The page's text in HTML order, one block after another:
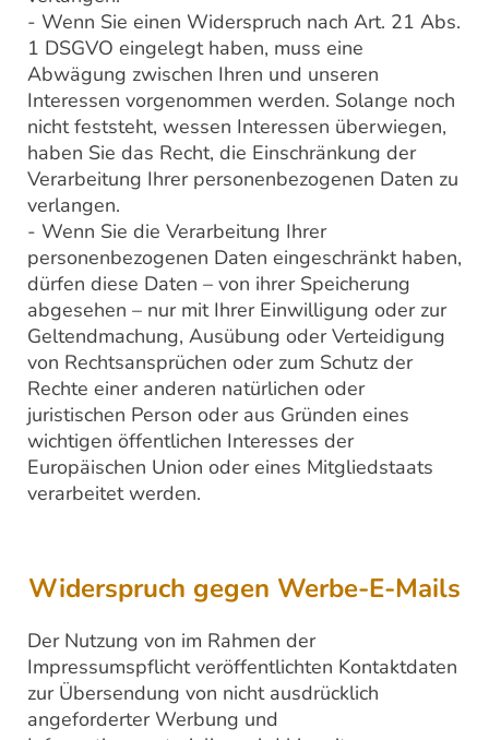
- Wenn Sie einen Widerspruch nach Art. 21 Abs.
1 DSGVO eingelegt haben, muss eine
Abwägung zwischen Ihren und unseren
Interessen vorgenommen werden. Solange noch
nicht feststeht, wessen Interessen überwiegen,
haben Sie das Recht, die Einschränkung der
Verarbeitung Ihrer personenbezogenen Daten zu
verlangen.
- Wenn Sie die Verarbeitung Ihrer
personenbezogenen Daten eingeschränkt haben,
dürfen diese Daten – von ihrer Speicherung
abgesehen – nur mit Ihrer Einwilligung oder zur
Geltendmachung, Ausübung oder Verteidigung
von Rechtsansprüchen oder zum Schutz der
Rechte einer anderen natürlichen oder
juristischen Person oder aus Gründen eines
wichtigen öffentlichen Interesses der
Europäischen Union oder eines Mitgliedstaats
verarbeitet werden.
Widerspruch gegen Werbe-E-Mails
Der Nutzung von im Rahmen der
Impressumspflicht veröffentlichten Kontaktdaten
zur Übersendung von nicht ausdrücklich
angeforderter Werbung und